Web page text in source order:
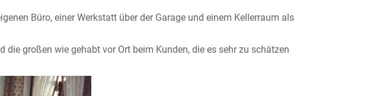
Büro, einer Werkstatt über der Garage und einem Kellerraum als
großen wie gehabt vor Ort beim Kunden, die es sehr zu schätzen